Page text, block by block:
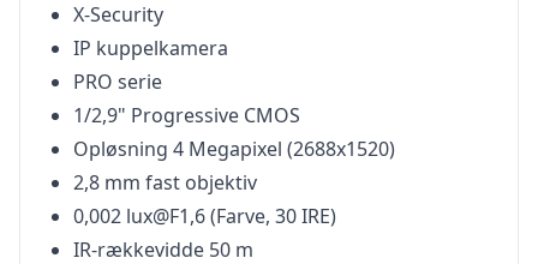
X-Security
IP kuppelkamera
PRO serie
1/2,9" Progressive CMOS
Opløsning 4 Megapixel (2688x1520)
2,8 mm fast objektiv
0,002 lux@F1,6 (Farve, 30 IRE)
IR-rækkevidde 50 m